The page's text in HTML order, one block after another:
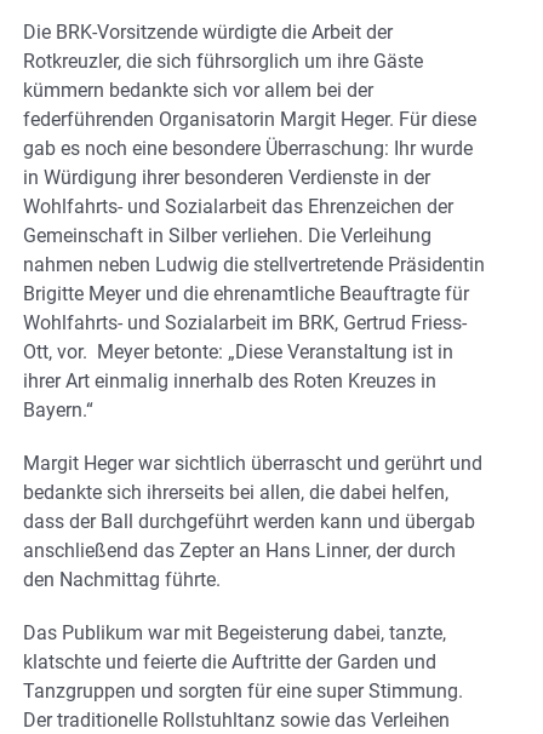
Die BRK-Vorsitzende würdigte die Arbeit der
Rotkreuzler, die sich führsorglich um ihre Gäste
kümmern bedankte sich vor allem bei der
federführenden Organisatorin Margit Heger. Für diese
gab es noch eine besondere Überraschung: Ihr wurde
in Würdigung ihrer besonderen Verdienste in der
Wohlfahrts- und Sozialarbeit das Ehrenzeichen der
Gemeinschaft in Silber verliehen. Die Verleihung
nahmen neben Ludwig die stellvertretende Präsidentin
Brigitte Meyer und die ehrenamtliche Beauftragte für
Wohlfahrts- und Sozialarbeit im BRK, Gertrud Friess-
Ott, vor. Meyer betonte: „Diese Veranstaltung ist in
ihrer Art einmalig innerhalb des Roten Kreuzes in
Bayern.“
Margit Heger war sichtlich überrascht und gerührt und
bedankte sich ihrerseits bei allen, die dabei helfen,
dass der Ball durchgeführt werden kann und übergab
anschließend das Zepter an Hans Linner, der durch
den Nachmittag führte.
Das Publikum war mit Begeisterung dabei, tanzte,
klatschte und feierte die Auftritte der Garden und
Tanzgruppen und sorgten für eine super Stimmung.
Der traditionelle Rollstuhltanz sowie das Verleihen